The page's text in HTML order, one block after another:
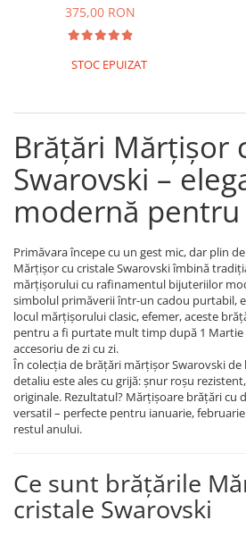
Coliere cu Semilună
Coliere cu Zodii
Coliere cu Flori
BRĂȚĂRI
BRĂȚĂRI CU ȘNUR REGLABIL
Brățări din Aur cu șnur reglabil
Brățări din Argint cu șnur reglabil
BRĂȚĂRI CU PIETRE SEMIPREȚIOASE
Brățări din Aur cu pietre
semiprețioase
Brățări din Argint cu pietre
semiprețioase
Brățări elastice cu pietre
semiprețioase
BRĂȚĂRI DE PICIOR
Brățări de picior din Aur
Coliere cu mărgele colorate și
Argint
375,00 RON
STOC EPUIZAT
Brățări Mărțișor
Swarovski –
modernă
Primăvara începe cu un gest mic, dar plin
Mărțișor cu cristale Swarovski îmbină
mărțișorului cu rafinamentul bijuteriilor
simbolul primăverii într-un cadou purtabil,
locul mărțișorului clasic, efemer, aceste
pentru a fi purtate mult timp după 1 Martie
accesoriu de zi cu zi.
În colecția de brățări mărțișor Swarovski de
detaliu este ales cu grijă: șnur roșu
originale. Rezultatul? Mărțișoare brățări cu
versatil – perfecte pentru ianuarie,
restul anului.
Ce sunt brățările
cristale Swarovski